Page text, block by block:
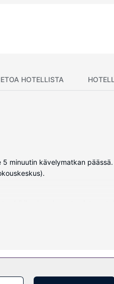
HOTELLISTA
minuutin kävelymatkan
Varusteluun kuuluu